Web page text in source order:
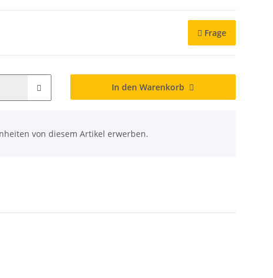
Frage
In den Warenkorb
von diesem Artikel erwerben.